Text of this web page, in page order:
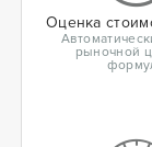
Оценка
рыночной